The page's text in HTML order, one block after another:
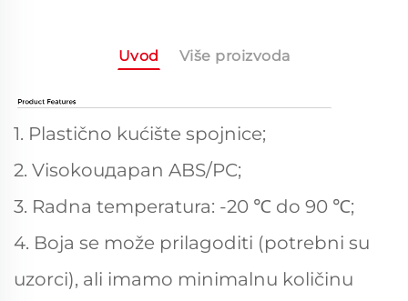
Uvod Više proizvoda
1. Plastično kućište spojnice;
2. Visokouдарan ABS/PC;
3. Radna temperatura: -20 ℃ do 90 ℃;
4. Boja se može prilagoditi (potrebni su
uzorci), ali imamo minimalnu količinu